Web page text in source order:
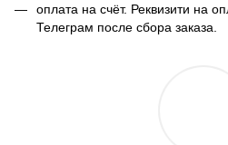
оплата на счёт. Реквизити на
Телеграм после сбора заказа.